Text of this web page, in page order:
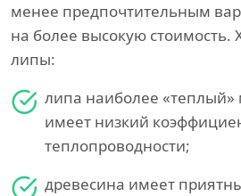
менее предпочтительным
на более высокую стоимость.
липы:
липа наиболее «теплый»
имеет низкий
теплопроводности;
древесина имеет